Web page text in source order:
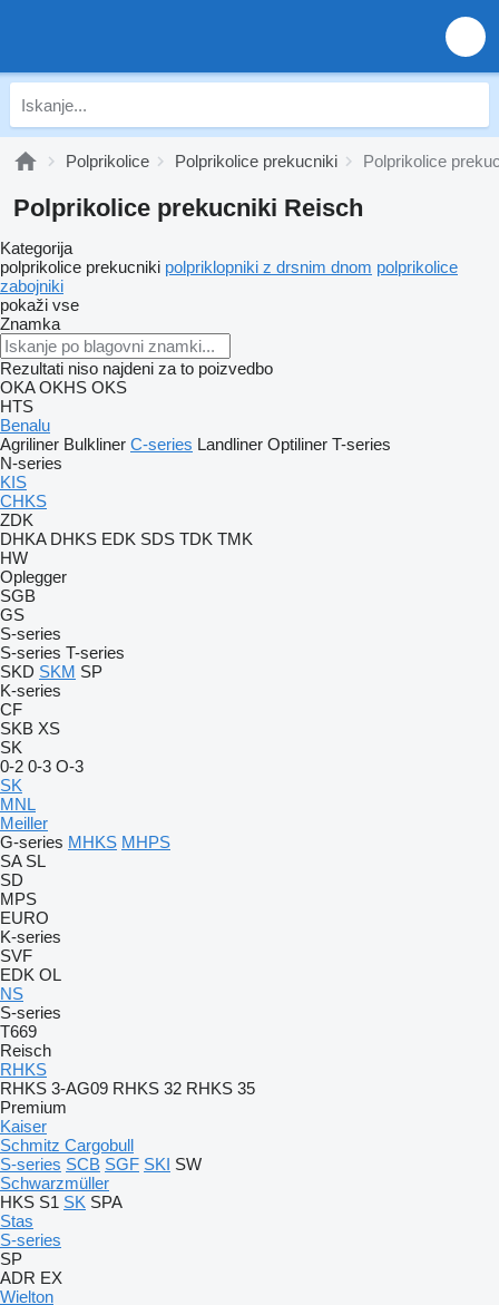
Polprikolice Polprikolice prekucniki Polprikolice
Polprikolice prekucniki Reisch
Kategorija
polprikolice prekucniki polpriklopniki z drsnim dnom polprikolice
zabojniki
pokaži vse
Znamka
Rezultati niso najdeni za to poizvedbo
OKA OKHS OKS
HTS
Benalu
Agriliner Bulkliner C-series Landliner Optiliner T-series
N-series
KIS
CHKS
ZDK
DHKA DHKS EDK SDS TDK TMK
HW
Oplegger
SGB
GS
S-series
S-series T-series
SKD SKM SP
K-series
CF
SKB XS
SK
0-2 0-3 O-3
SK
MNL
Meiller
G-series MHKS MHPS
SA SL
SD
MPS
EURO
K-series
SVF
EDK OL
NS
S-series
T669
Reisch
RHKS
RHKS 3-AG09 RHKS 32 RHKS 35
Premium
Kaiser
Schmitz Cargobull
S-series SCB SGF SKI SW
Schwarzmüller
HKS S1 SK SPA
Stas
S-series
SP
ADR EX
Wielton